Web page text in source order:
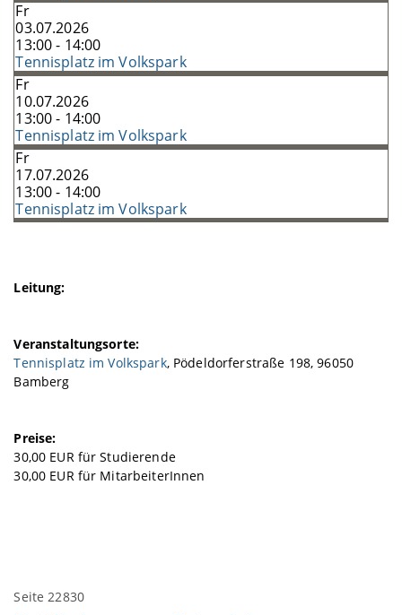
Fr
03.07.2026
13:00 - 14:00
Tennisplatz im Volkspark
Fr
10.07.2026
13:00 - 14:00
Tennisplatz im Volkspark
Fr
17.07.2026
13:00 - 14:00
Tennisplatz im Volkspark
Leitung:
Veranstaltungsorte:
Tennisplatz im Volkspark, Pödeldorferstraße 198, 96050
Bamberg
Preise:
30,00 EUR für Studierende
30,00 EUR für MitarbeiterInnen
Seite 22830